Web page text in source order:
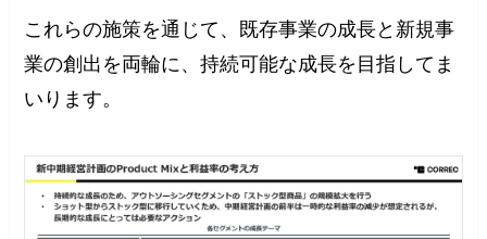
これらの施策を通じて、既存事業の成長と新規事
業の創出を両輪に、持続可能な成長を目指してま
いります。